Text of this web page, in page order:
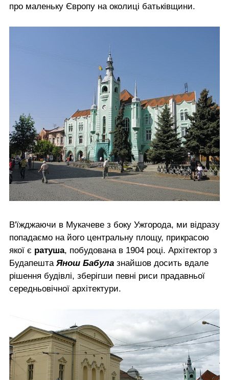
про маленьку Європу на околиці батьківщини.
В'їжджаючи в Мукачеве з боку Ужгорода, ми відразу
попадаємо на його центральну площу, прикрасою
якої є ратуша, побудована в 1904 році. Архітектор з
Будапешта Янош Бабула знайшов досить вдале
рішення будівлі, зберігши певні риси прадавньої
середньовічної архітектури.